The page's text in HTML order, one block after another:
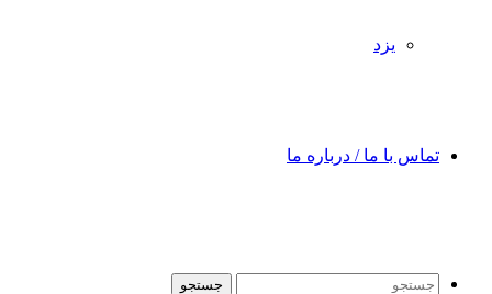
یزد
تماس با ما / درباره ما
جستجو